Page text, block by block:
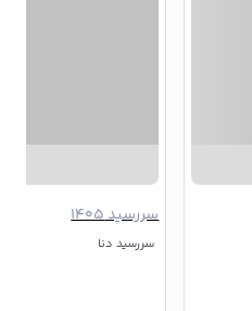
سررسید 1405
سررسید دنا